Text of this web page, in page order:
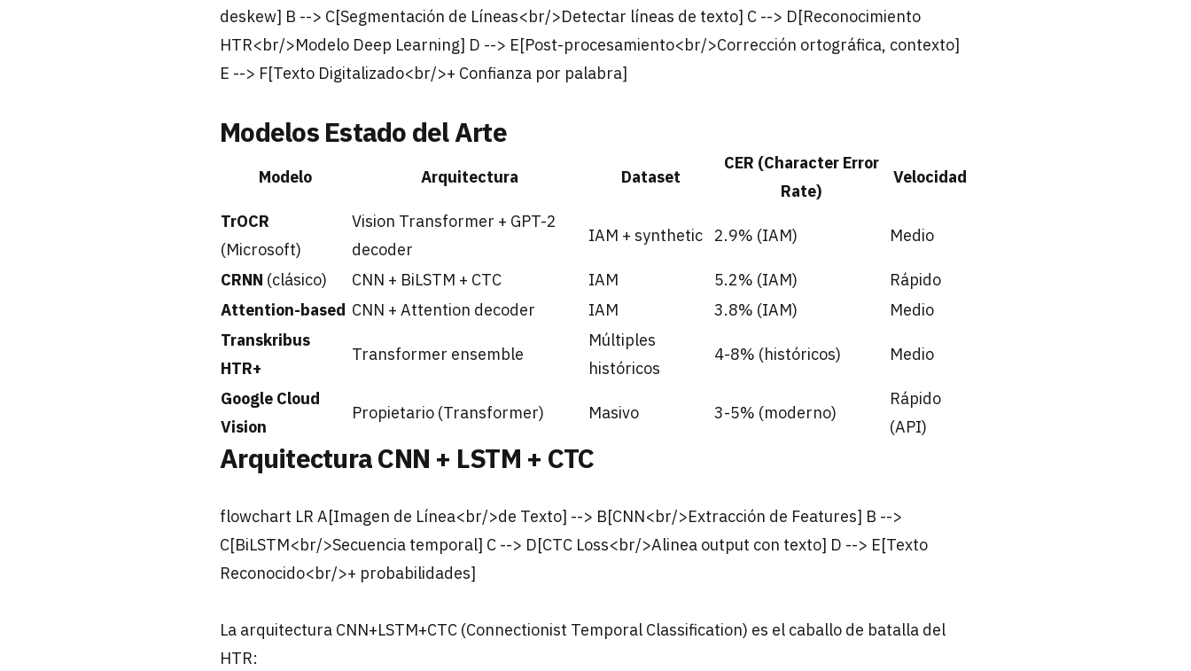
deskew] B --> C[Segmentación de Líneas<br/>Detectar líneas de texto] C --> D[Reconocimiento
HTR<br/>Modelo Deep Learning] D --> E[Post-procesamiento<br/>Corrección ortográfica, contexto]
E --> F[Texto Digitalizado<br/>+ Confianza por palabra]
Modelos Estado del Arte
Modelo Arquitectura Dataset
CER (Character Error
Rate)
Velocidad
TrOCR
(Microsoft)
Vision Transformer + GPT-2
decoder
IAM + synthetic 2.9% (IAM) Medio
CRNN (clásico) CNN + BiLSTM + CTC IAM 5.2% (IAM)
Rápido
Attention-based CNN + Attention decoder IAM 3.8% (IAM)
Medio
Transkribus
HTR+
Transformer ensemble
Múltiples
históricos
4-8% (históricos) Medio
Google Cloud
Vision
Propietario (Transformer) Masivo 3-5% (moderno)
Rápido
(API)
Arquitectura CNN + LSTM + CTC
flowchart LR A[Imagen de Línea<br/>de Texto] --> B[CNN<br/>Extracción de Features] B -->
C[BiLSTM<br/>Secuencia temporal] C --> D[CTC Loss<br/>Alinea output con texto] D --> E[Texto
Reconocido<br/>+ probabilidades]
La arquitectura CNN+LSTM+CTC (Connectionist Temporal Classification) es el caballo de batalla del
HTR: